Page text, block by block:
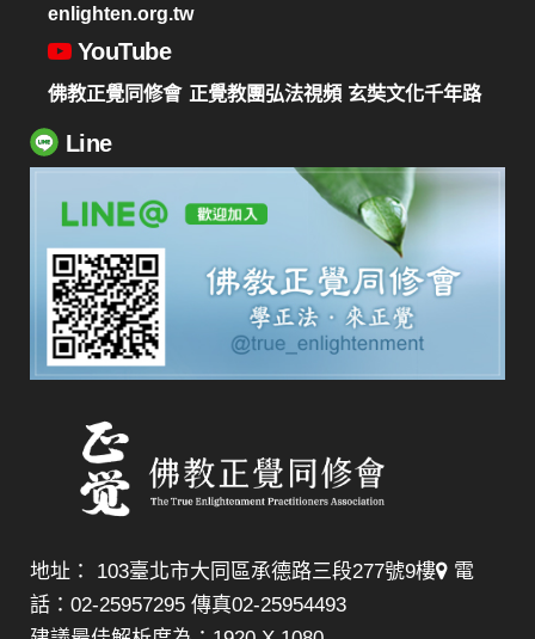
enlighten.org.tw
YouTube
佛教正覺同修會 正覺教團弘法視頻 玄奘文化千年路
Line
地址： 103臺北市大同區承德路三段277號9樓
電
話：02-25957295 傳真02-25954493